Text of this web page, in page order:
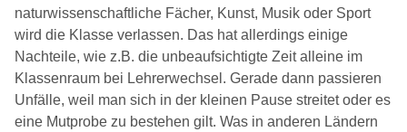
naturwissenschaftliche Fächer, Kunst, Musik oder Sport
wird die Klasse verlassen. Das hat allerdings einige
Nachteile, wie z.B. die unbeaufsichtigte Zeit alleine im
Klassenraum bei Lehrerwechsel. Gerade dann passieren
Unfälle, weil man sich in der kleinen Pause streitet oder es
eine Mutprobe zu bestehen gilt. Was in anderen Ländern